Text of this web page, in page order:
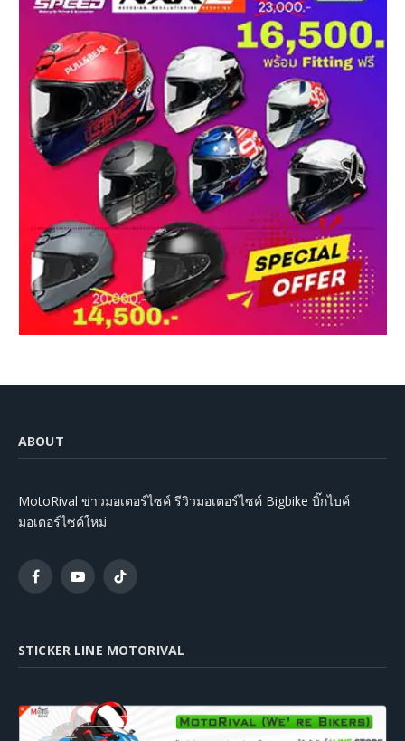
ABOUT
MotoRival ข่าวมอเตอร์ไซค์ รีวิวมอเตอร์ไซค์ Bigbike บิ๊กไบค์
มอเตอร์ไซค์ใหม่
FacebookYouTubeTikTok
STICKER LINE MOTORIVAL